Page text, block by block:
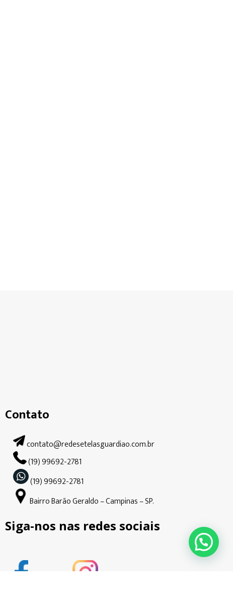
Contato
contato@redesetelasguardiao.com.br
(19) 99692-2781
(19) 99692-2781
Bairro Barão Geraldo – Campinas – SP.
Siga-nos nas redes sociais